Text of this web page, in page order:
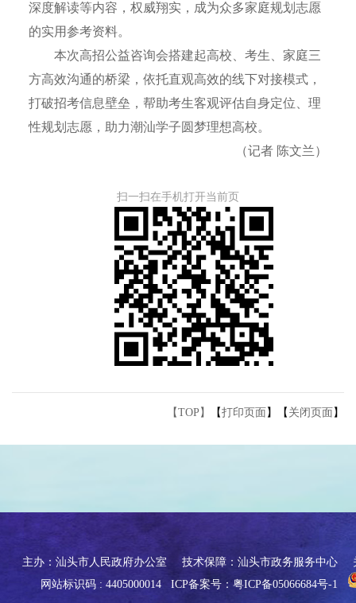
深度解读等内容，权威翔实，成为众多家庭规划志愿
的实用参考资料。
本次高招公益咨询会搭建起高校、考生、家庭三
方高效沟通的桥梁，依托直观高效的线下对接模式，
打破招考信息壁垒，帮助考生客观评估自身定位、理
性规划志愿，助力潮汕学子圆梦理想高校。
（记者 陈文兰）
扫一扫在手机打开当前页
【TOP】 【打印页面 】【 关闭页面 】
主办：汕头市人民政府办公室 技术保障：汕头市政务服务中心
网站标识码 : 4405000014 ICP备案号：粤ICP备05066684号-1